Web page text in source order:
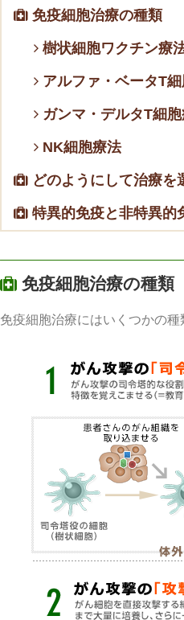
免疫細胞治療の種類
樹状細胞ワクチン療
アルファ・ベータT
ガンマ・デルタT細
NK細胞療法
どのようにして治療を
特異的免疫と非特異的
免疫細胞治療の種類
免疫細胞治療にはいくつかの